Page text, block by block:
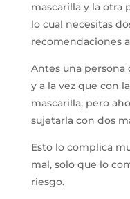
mascarilla y la otra
lo cual necesitas
recomendaciones
Antes una persona
y a la vez que con
mascarilla, pero
sujetarla con dos
Esto lo complica
mal, solo que lo
riesgo.